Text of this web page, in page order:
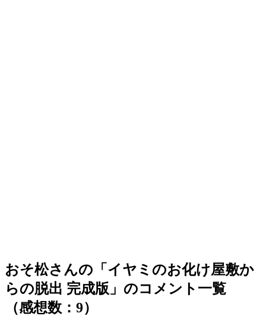
おそ松さんの「イヤミのお化け屋敷か
らの脱出 完成版」のコメント一覧
（感想数：9）